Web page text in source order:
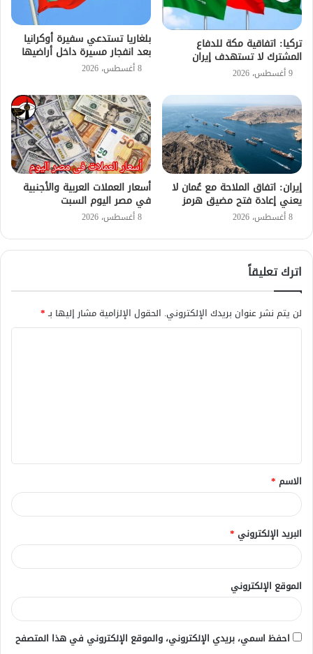
تركيا: اتفاقية مكة للدفاع
المشترك لا تستهدف إيران
9 أغسطس، 2026
بلغاريا تستدعي سفيرة أوكرانيا
بعد انفجار مسيرة داخل أراضيها
8 أغسطس، 2026
إيران: اتفاق الملاحة مع عُمان لا
يعني إعادة فتح مضيق هرمز
8 أغسطس، 2026
أسعار العملات العربية والأجنبية
في مصر اليوم السبت
8 أغسطس، 2026
اترك تعليقاً
لن يتم نشر عنوان بريدك الإلكتروني. الحقول الإلزامية مشار إليها بـ*
ق
*
الاسم *
البريد الإلكتروني *
الموقع الإلكتروني
احفظ اسمي، بريدي الإلكتروني، والموقع الإلكتروني في هذا المتصفح